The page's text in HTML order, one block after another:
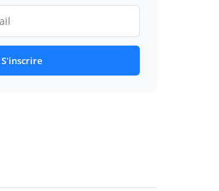
S'inscrire